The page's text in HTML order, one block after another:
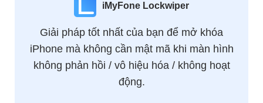
iMyFone Lockwiper
Giải pháp tốt nhất của bạn để mở khóa
iPhone mà không cần mật mã khi màn hình
không phản hồi / vô hiệu hóa / không hoạt
động.